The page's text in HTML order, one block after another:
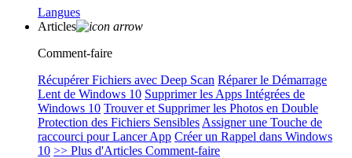
Langues
Articles
Comment-faire
Récupérer Fichiers avec Deep Scan Réparer le Démarrage
Lent de Windows 10 Supprimer les Apps Intégrées de
Windows 10 Trouver et Supprimer les Photos en Double
Protection des Fichiers Sensibles Assigner une Touche de
raccourci pour Lancer App Créer un Rappel dans Windows
10 >> Plus d'Articles Comment-faire